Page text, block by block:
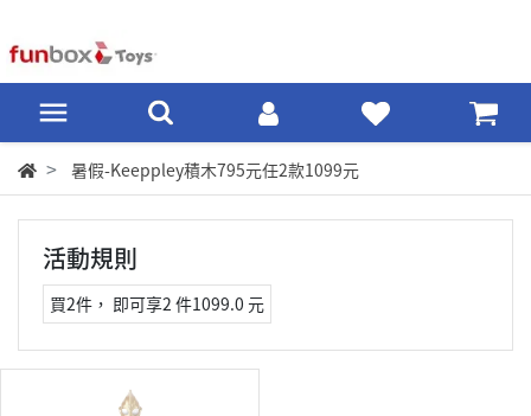
暑假-Keeppley積木795元任2款1099元
活動規則
買2件， 即可享2 件1099.0 元